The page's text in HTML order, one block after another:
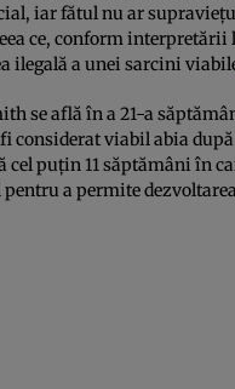
iar fătul nu ar
ce, conform interpretării
ilegală a unei sarcini
se află în a 21-a
considerat viabil abia
cel puțin 11 săptămâni în
a permite